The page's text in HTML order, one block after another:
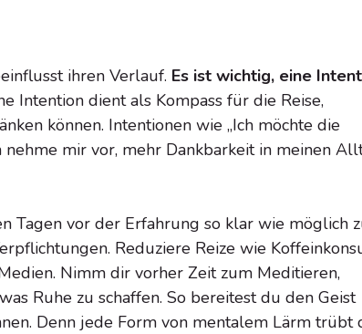
ihren Verlauf. Es ist wichtig, eine
Intention dient als Kompass für die Reise,
können. Intentionen wie „Ich möchte die
mir vor, mehr Dankbarkeit in meinen
Tagen vor der Erfahrung so klar wie möglich
Reduziere Reize wie
Nimm dir vorher Zeit zum Meditieren,
Ruhe zu schaffen. So bereitest du den Geist
Denn jede Form von mentalem Lärm trübt